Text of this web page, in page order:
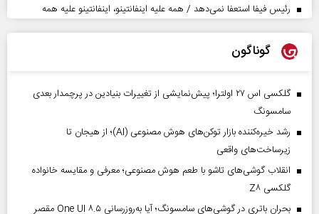
رئیس فیفا استعفا نمی‌دهد / همه علیه اینفانتینو، اینفانتینو علیه همه
گوناگون
گلکسی اس ۲۷ اولترا؛ پیش‌نمایشی از تغییرات بنیادین در پرچمدار بعدی
سامسونگ
رشد خیره‌کننده بازار توکن‌های هوش مصنوعی (AI)؛ از هیجان تا
زیرساخت‌های واقعی
انقلاب گوشی‌های تاشو‌ با طعم هوش مصنوعی؛ معرفی و مقایسه خانواده
گلکسی Z۸
بحران باتری در گوشی‌های سامسونگ؛ آیا به‌روزرسانی One UI ۸.۵ مقصر